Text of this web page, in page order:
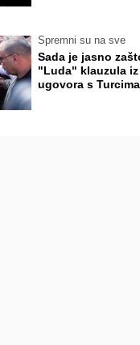
Spremni su na sve
Sada je jasno
"Luda" klauzula
ugovora s